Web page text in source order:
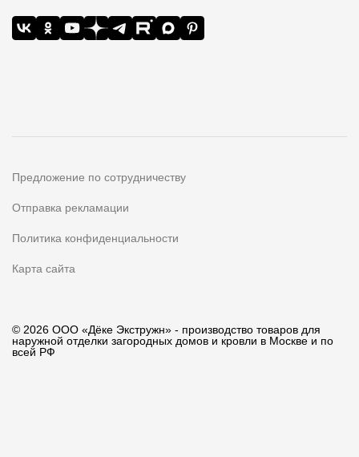
Предложение по сотрудничеству
Отправка рекламации
Политика конфиденциальности
Карта сайта
© 2026 ООО «Дёке Экстружн» - производство товаров для
наружной отделки загородных домов и кровли в Москве и по
всей РФ